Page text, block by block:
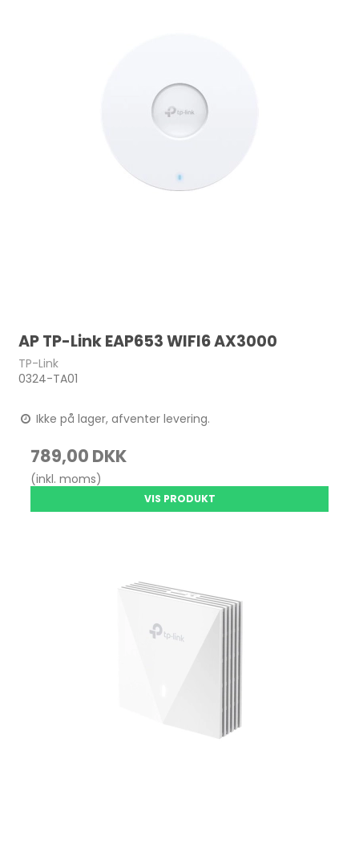
AP TP-Link EAP653 WIFI6 AX3000
TP-Link
0324-TA01
Ikke på lager, afventer levering.
789,00 DKK
(inkl. moms)
VIS PRODUKT